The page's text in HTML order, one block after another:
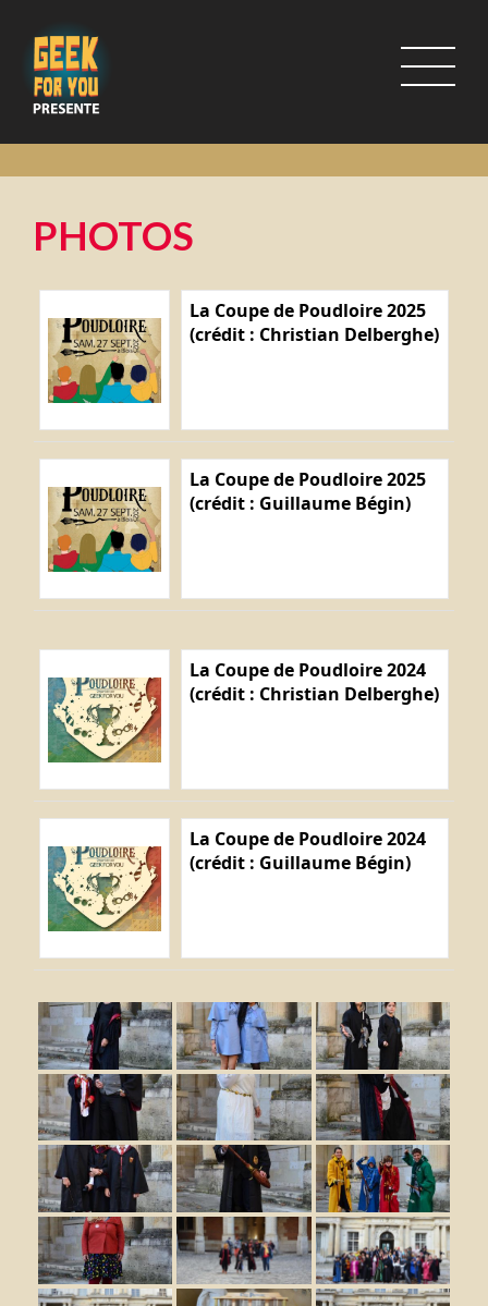
PHOTOS
La Coupe de Poudloire 2025
(crédit : Christian Delberghe)
La Coupe de Poudloire 2025
(crédit : Guillaume Bégin)
La Coupe de Poudloire 2024
(crédit : Christian Delberghe)
La Coupe de Poudloire 2024
(crédit : Guillaume Bégin)